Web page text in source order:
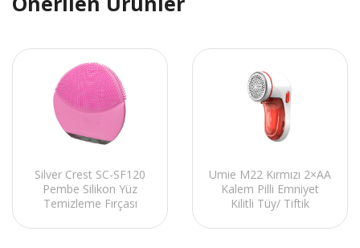
Silver Crest SC-SF120
Pembe Silikon Yüz
Temizleme Fırçası
Aleti
Umie M22 Kırmızı 2×AA
Kalem Pilli Emniyet
Kilitli Tüy/ Tiftik